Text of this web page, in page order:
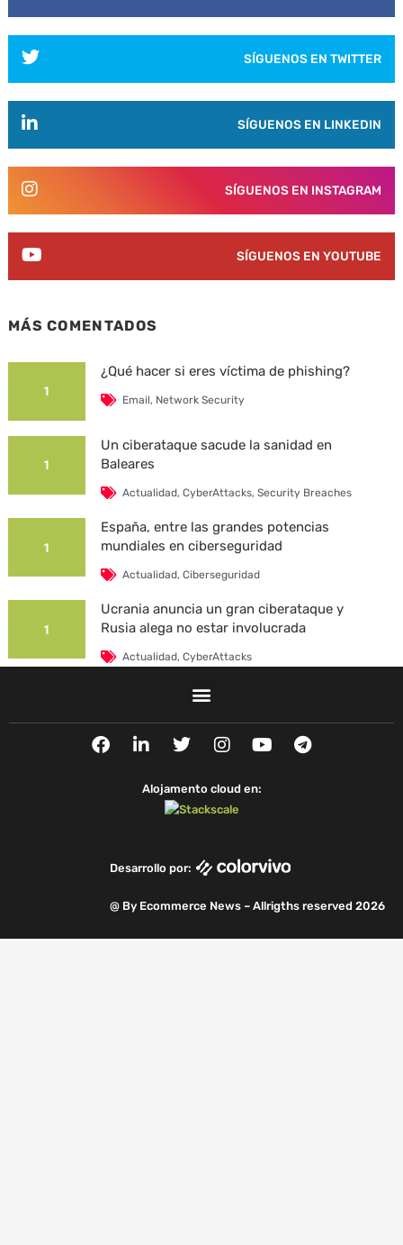
SÍGUENOS EN TWITTER
SÍGUENOS EN LINKEDIN
SÍGUENOS EN INSTAGRAM
SÍGUENOS EN YOUTUBE
MÁS COMENTADOS
1
¿Qué hacer si eres víctima de phishing?
Email, Network Security
1
Un ciberataque sacude la sanidad en
Baleares
Actualidad,CyberAttacks,Security Breaches
1
España, entre las grandes potencias
mundiales en ciberseguridad
Actualidad,Ciberseguridad
1
Ucrania anuncia un gran ciberataque y
Rusia alega no estar involucrada
Actualidad,CyberAttacks
La Universidad Autónoma de Barcelona es
Actualidad,CyberAttacks,Security Breaches
F
a
L
i
k
T
w
t
t
e
I
n
t
a
g
m
Y
o
T
e
Alojamento cloud en:
Desarrollo por:
@ By Ecommerce News – Allrigths reserved 2026